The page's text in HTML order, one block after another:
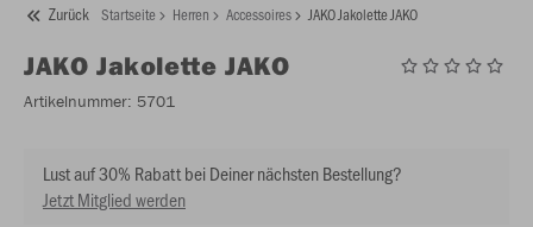
Zurück Startseite Herren Accessoires JAKO Jakolette JAKO
JAKO Jakolette JAKO
Artikelnummer: 5701
Lust auf 30% Rabatt bei Deiner nächsten Bestellung?
Jetzt Mitglied werden